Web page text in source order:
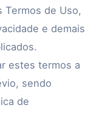
Termos de Uso,
e demais
estes termos a
sendo
de